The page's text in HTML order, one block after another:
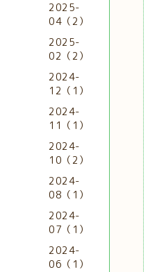
2025-
04（2）
2025-
02（2）
2024-
12（1）
2024-
11（1）
2024-
10（2）
2024-
08（1）
2024-
07（1）
2024-
06（1）